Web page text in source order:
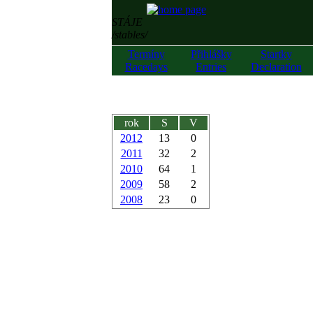
STÁJE
/stables/
Termíny
Racedays
Přihlášky
Entries
Startky
Declaration
rok S
V
2012
13
0
2011
32
2
2010
64
1
2009
58
2
2008
23 0